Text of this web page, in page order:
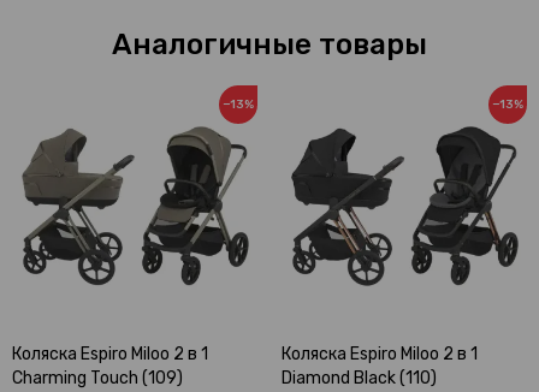
Аналогичные товары
−13%
Коляска Espiro Miloo 2 в 1
Charming Touch (109)
−13%
Коляска Espiro Miloo 2 в 1
Diamond Black (110)